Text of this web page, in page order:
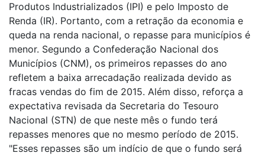
Produtos Industrializados (IPI) e pelo Imposto de
Renda (IR). Portanto, com a retração da economia e
queda na renda nacional, o repasse para municípios é
menor. Segundo a Confederação Nacional dos
Municípios (CNM), os primeiros repasses do ano
refletem a baixa arrecadação realizada devido as
fracas vendas do fim de 2015. Além disso, reforça a
expectativa revisada da Secretaria do Tesouro
Nacional (STN) de que neste mês o fundo terá
repasses menores que no mesmo período de 2015.
"Esses repasses são um indício de que o fundo será